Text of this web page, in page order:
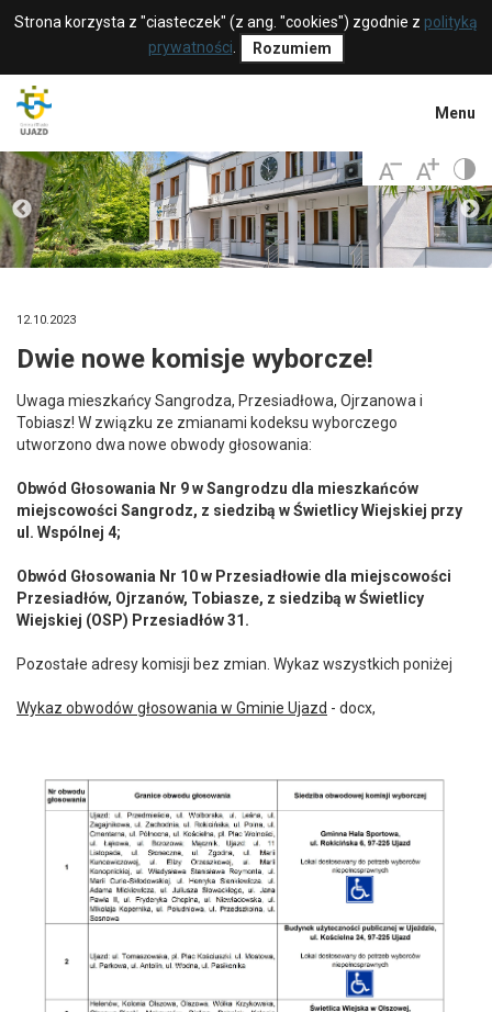
Strona korzysta z "ciasteczek" (z ang. "cookies") zgodnie z polityką
prywatności
Rozumiem
Menu
12.10.2023
Dwie nowe komisje wyborcze!
Uwaga mieszkańcy Sangrodza, Przesiadłowa, Ojrzanowa i
Tobiasz! W związku ze zmianami kodeksu wyborczego
utworzono dwa nowe obwody głosowania:
Obwód Głosowania Nr 9 w Sangrodzu dla mieszkańców
miejscowości Sangrodz, z siedzibą w Świetlicy Wiejskiej przy
ul. Wspólnej 4;
Obwód Głosowania Nr 10 w Przesiadłowie dla miejscowości
Przesiadłów, Ojrzanów, Tobiasze, z siedzibą w Świetlicy
Wiejskiej (OSP) Przesiadłów 31.
Pozostałe adresy komisji bez zmian. Wykaz wszystkich poniżej
Wykaz obwodów głosowania w Gminie Ujazd - docx,